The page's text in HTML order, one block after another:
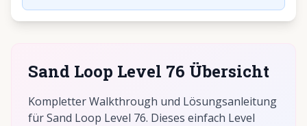
Sand Loop Level 76 Übersicht
Kompletter Walkthrough und Lösungsanleitung
für Sand Loop Level 76. Dieses einfach Level